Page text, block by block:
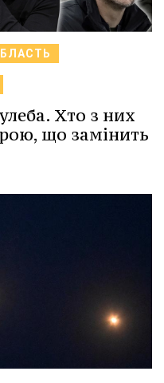
Хто з них
що замінить